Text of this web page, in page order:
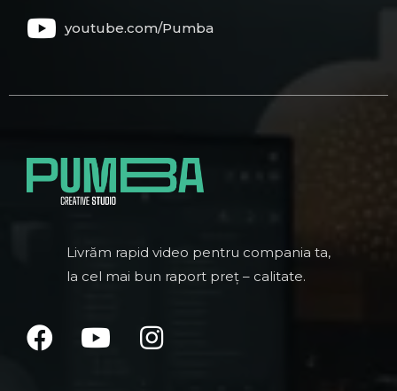
youtube.com/Pumba
Livrăm rapid video pentru compania ta,
la cel mai bun raport preț – calitate.